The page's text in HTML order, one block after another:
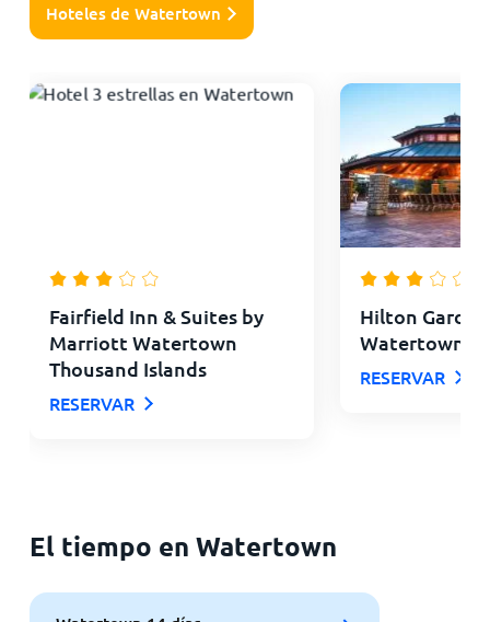
Hoteles de Watertown
Fairfield Inn & Suites by
Marriott Watertown
Thousand Islands
RESERVAR
Hilton
Watertown
RESERVAR
El tiempo en Watertown